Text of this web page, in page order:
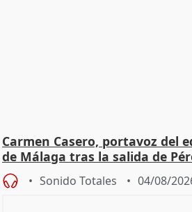
Carmen Casero, portavoz del
de Málaga tras la salida de
Sonido Totales 04/08/